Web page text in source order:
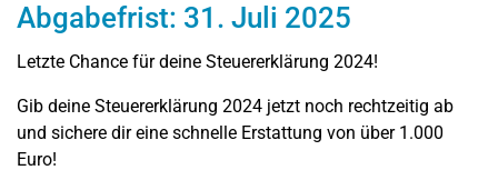
Abgabefrist: 31. Juli 2025
Letzte Chance für deine Steuererklärung 2024!
Gib deine Steuererklärung 2024 jetzt noch rechtzeitig ab
und sichere dir eine schnelle Erstattung von über 1.000
Euro!